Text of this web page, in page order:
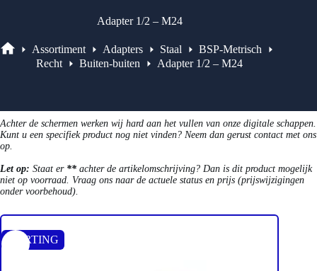
Adapter 1/2 – M24
Assortiment
Assortiment Adapters Staal
BSP-Metrisch
Recht
Buiten-buiten Adapter 1/2 – M24
Achter de schermen werken wij hard aan het vullen van onze digitale schappen.
Kunt u een specifiek product nog niet vinden? Neem dan gerust contact met ons
op.
Let op: Staat er ** achter de artikelomschrijving? Dan is dit product mogelijk
niet op voorraad. Vraag ons naar de actuele status en prijs (prijswijzigingen
onder voorbehoud).
KORTING